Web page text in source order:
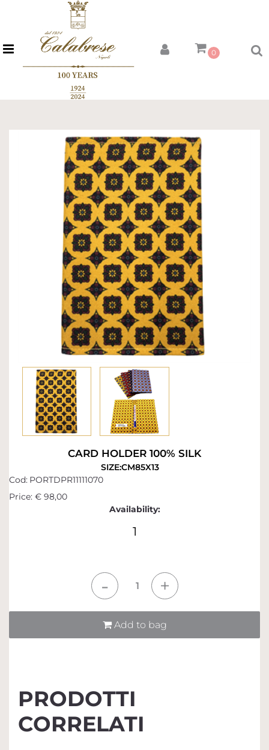
Open menu 0
CARD HOLDER 100% SILK
SIZE:CM85X13
Cod: PORTDPR11111070
Price: € 98,00
Availability:
1
Add to bag
PRODOTTI
CORRELATI